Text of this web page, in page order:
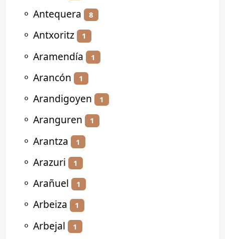
⚬ Antequera 8
⚬ Antxoritz 1
⚬ Aramendía 1
⚬ Arancón 1
⚬ Arandigoyen 1
⚬ Aranguren 1
⚬ Arantza 1
⚬ Arazuri 1
⚬ Arañuel 1
⚬ Arbeiza 1
⚬ Arbejal 1